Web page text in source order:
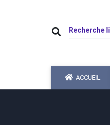
ACCUEIL